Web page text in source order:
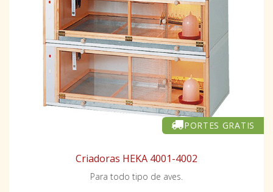
PORTES GRATIS
Criadoras HEKA 4001-4002
Para todo tipo de aves.